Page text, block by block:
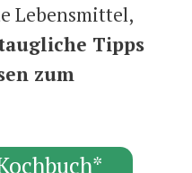
Lebensmittel,
Tipps
zum